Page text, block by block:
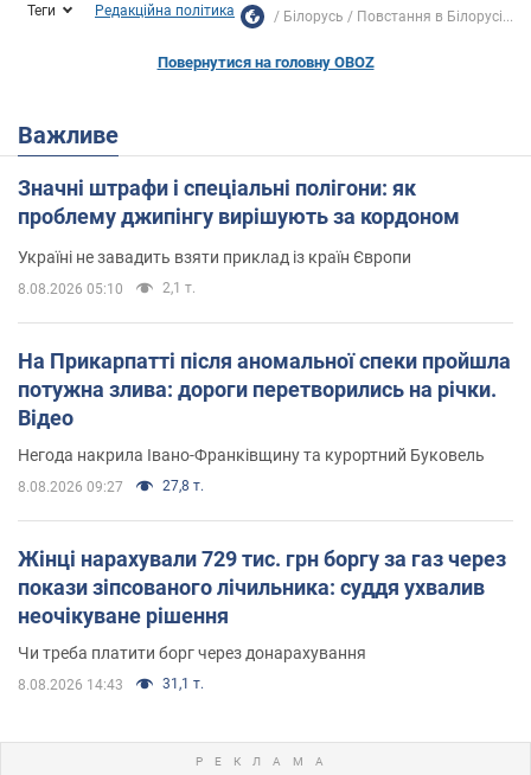
Теги Редакційна політика Білорусь Повстання в Білорусі...
Повернутися на головну OBOZ
Важливе
Значні штрафи і спеціальні полігони: як
проблему джипінгу вирішують за кордоном
Україні не завадить взяти приклад із країн Європи
8.08.2026 05:10 2,1 т.
На Прикарпатті після аномальної спеки пройшла
потужна злива: дороги перетворились на річки.
Відео
Негода накрила Івано-Франківщину та курортний Буковель
8.08.2026 09:27 27,8 т.
Жінці нарахували 729 тис. грн боргу за газ через
покази зіпсованого лічильника: суддя ухвалив
неочікуване рішення
Чи треба платити борг через донарахування
8.08.2026 14:43 31,1 т.